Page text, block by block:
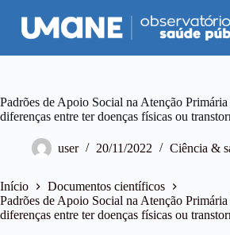
P
u
a
a
r
n
t
e
Padrões de Apoio Social na Atenção Primária
diferenças entre ter doenças físicas ou
user 20/11/2022 Ciência &
Início
Documentos científicos
Padrões de Apoio Social na Atenção Primária
diferenças entre ter doenças físicas ou